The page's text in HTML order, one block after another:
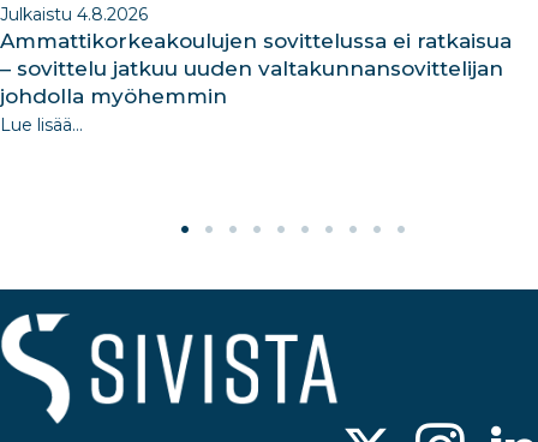
Julkaistu 4.8.2026
Ammattikorkeakoulujen sovittelussa ei ratkaisua
– sovittelu jatkuu uuden valtakunnansovittelijan
johdolla myöhemmin
Lue lisää...